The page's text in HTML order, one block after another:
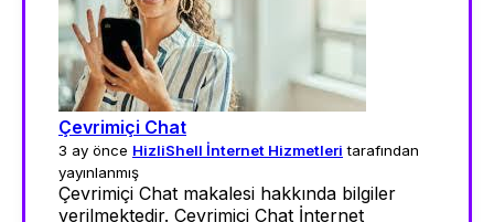
Çevrimiçi Chat
3 ay önce HizliShell İnternet Hizmetleri tarafından
yayınlanmış
Çevrimiçi Chat makalesi hakkında bilgiler
verilmektedir. Çevrimiçi Chat İnternet